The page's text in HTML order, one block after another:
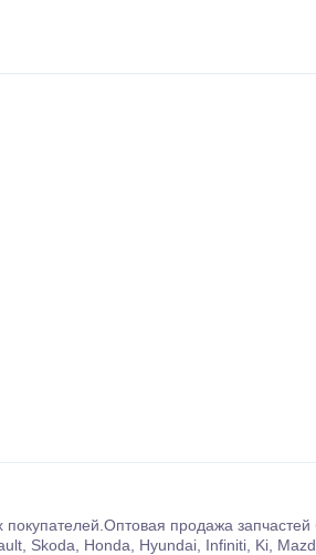
Skoda, Honda, Hyundai, Infiniti, Ki,